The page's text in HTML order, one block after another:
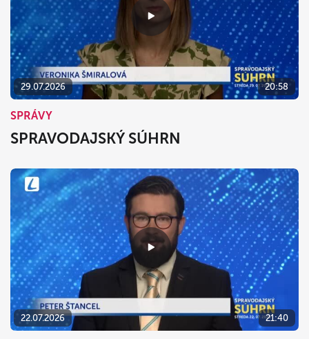
29.07.2026 20:58
SPRÁVY
SPRAVODAJSKÝ SÚHRN
22.07.2026 21:40